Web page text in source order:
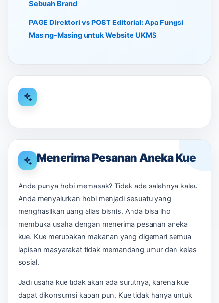
Sebuah Brand
PAGE Direktori vs POST Editorial: Apa Fungsi
Masing-Masing untuk Website UKMS
Menerima Pesanan Aneka Kue
Anda punya hobi memasak? Tidak ada salahnya kalau
Anda menyalurkan hobi menjadi sesuatu yang
menghasilkan uang alias bisnis. Anda bisa lho
membuka usaha dengan menerima pesanan aneka
kue. Kue merupakan makanan yang digemari semua
lapisan masyarakat tidak memandang umur dan kelas
sosial.
Jadi usaha kue tidak akan ada surutnya, karena kue
dapat dikonsumsi kapan pun. Kue tidak hanya untuk